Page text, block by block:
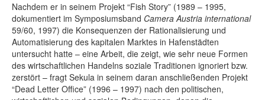
Nachdem er in seinem Projekt “Fish Story” (1989 – 1995,
dokumentiert im Symposiumsband Camera Austria international
59/60, 1997) die Konsequenzen der Rationalisierung und
Automatisierung des kapitalen Marktes in Hafenstädten
untersucht hatte – eine Arbeit, die zeigt, wie sehr neue Formen
des wirtschaftlichen Handelns soziale Traditionen ignoriert bzw.
zerstört – fragt Sekula in seinem daran anschließenden Projekt
“Dead Letter Office” (1996 – 1997) nach den politischen,